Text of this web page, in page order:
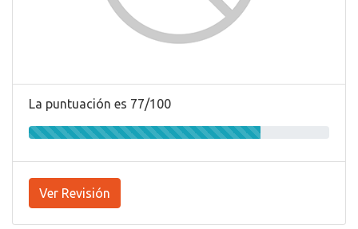
La puntuación es 77/100
Ver Revisión